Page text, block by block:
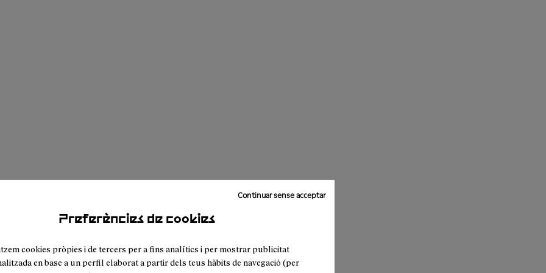
Preferències de cookies
cookies pròpies i de tercers per a fins analítics i per mostrar publicitat
en base a un perfil elaborat a partir dels teus hàbits de navegació (per
Continuar sense acceptar